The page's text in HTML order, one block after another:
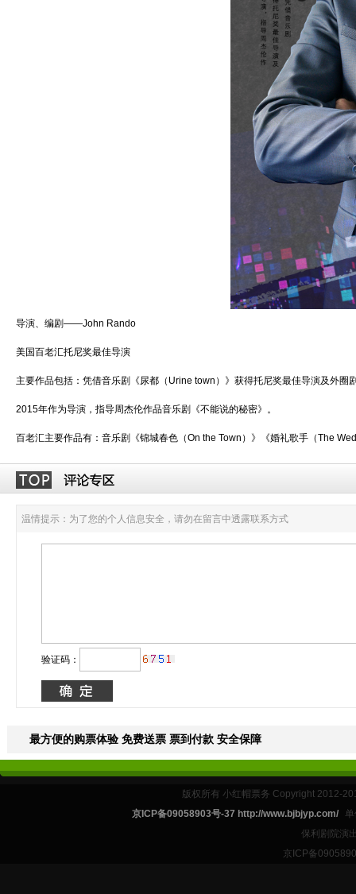
导演、编剧——John Rando
美国百老汇托尼奖最佳导演
主要作品包括：凭借音乐剧《尿都（Urine town）》获得托尼奖最佳导演及外圈
2015年作为导演，指导周杰伦作品音乐剧《不能说的秘密》。
百老汇主要作品有：音乐剧《锦城春色（On the Town）》《婚礼歌手（The
温情提示：为了您的个人信息安全，请勿在留言中透露联系方式
验证码：
最方便的购票体验 免费送票 票到付款 安全保障
版权所有 小红帽票务 Copyright 2012-
京ICP备09058903号-37 http://www.bjbjyp.com/
保利剧院演
京ICP备